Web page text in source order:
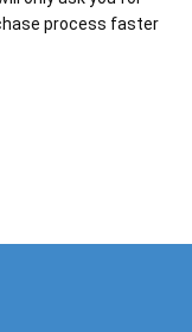
process faster